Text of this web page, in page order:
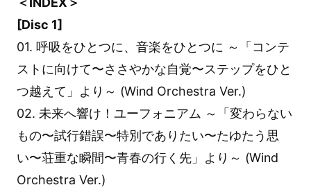
[Disc 1]
01. 呼吸をひとつに、音楽をひとつに ～「コンテ
ストに向けて〜ささやかな⾃覚〜ステップをひと
つ越えて」より～ (Wind Orchestra Ver.)
02. 未来へ響け！ユーフォニアム ～「変わらない
もの〜試⾏錯誤〜特別でありたい〜たゆたう思
い〜荘重な瞬間〜⻘春の⾏く先」より～ (Wind
Orchestra Ver.)